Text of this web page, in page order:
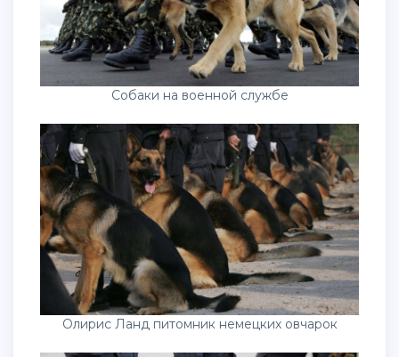
Собаки на военной службе
Олирис Ланд питомник немецких овчарок